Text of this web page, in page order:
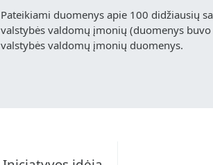
Pateikiami duomenys apie 100 didžiausių
valstybės valdomų įmonių (duomenys
valstybės valdomų įmonių duomenys.